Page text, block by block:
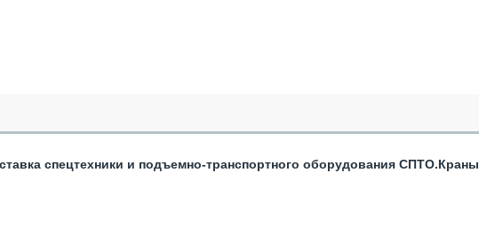
спецтехники и подъемно-транспортного оборудования СПТО.Краны